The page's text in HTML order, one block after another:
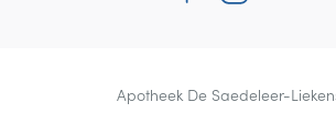
Contacteer ons
Apotheek De Saedeleer-